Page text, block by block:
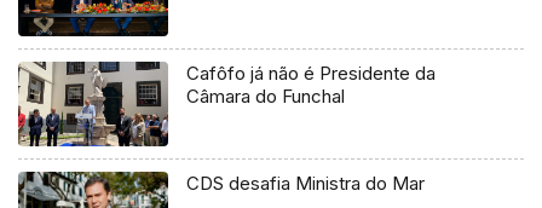
Cafôfo já não é Presidente da
Câmara do Funchal
CDS desafia Ministra do Mar